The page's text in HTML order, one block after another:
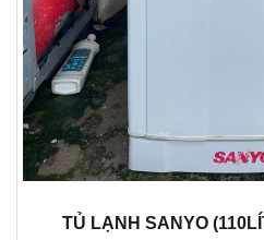
TỦ LẠNH SANYO